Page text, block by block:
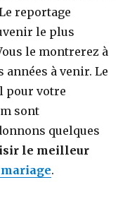
reportage
le plus
le montrerez à
à venir. Le
pour votre
sont
quelques
le meilleur
.